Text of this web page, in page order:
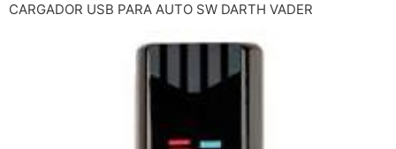
CARGADOR USB PARA AUTO SW DARTH VADER